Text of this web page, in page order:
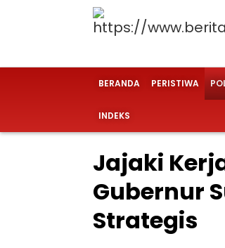
BERANDA PERISTIWA
INDEKS
Jajaki
Gubernur
Strategis